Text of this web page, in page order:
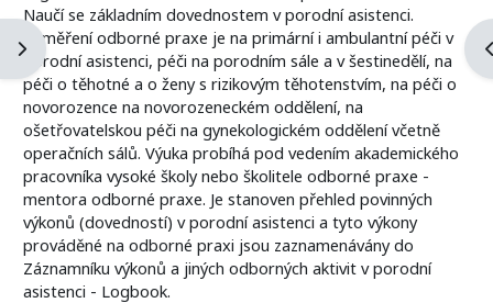
Otevřít panel bloku
Naučí se základním dovednostem v porodní asistenci.
Zaměření odborné praxe je na primární i ambulantní péči v
porodní asistenci, péči na porodním sále a v šestinedělí, na
péči o těhotné a o ženy s rizikovým těhotenstvím, na péči o
novorozence na novorozeneckém oddělení, na
ošetřovatelskou péči na gynekologickém oddělení včetně
operačních sálů. Výuka probíhá pod vedením akademického
pracovníka vysoké školy nebo školitele odborné praxe -
mentora odborné praxe. Je stanoven přehled povinných
výkonů (dovedností) v porodní asistenci a tyto výkony
prováděné na odborné praxi jsou zaznamenávány do
Záznamníku výkonů a jiných odborných aktivit v porodní
asistenci - Logbook.